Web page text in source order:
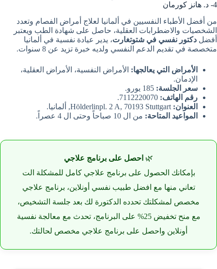
4- د. هانز كورمان
من أفضل الأطباء النفسيين في ألمانيا لعلاج أمراض الفصام وتعدد
الشخصيات والاضطرابات العقلية، حاصل على شهادة الطب ويعتبر
أفضل دكتور نفسي في شتوتغارت، يدير عيادة نفسية في ألمانيا
متخصصة في تقديم الدعم النفسي ولديه خبرة تزيد عن 8 سنوات.
الأمراض التي يعالجها: الأمراض النفسية، الأمراض العقلية،
الإدمان.
سعر الجلسة:
رقم الهاتف:
العنوان:
المواعيد المتاحة: من ال 10 صباحاً وحتى ال 4 عصراً.
🌿 احصل على برنامج علاجي
بإمكانك الحصول على برنامج علاجي كامل للمشكلة الت
تعاني منها مع افضل طبيب نفسي أونلاين، برنامج علاجي
مخصص لمشكلتك تحدده الدكتورة لك بعد جلسة التشخيص،
مع منح تخفيض 25% على البرنامج، تحدث مع معالجة نفسية
أونلاين واحصل على برنامج علاجي مخصص لحالتك.